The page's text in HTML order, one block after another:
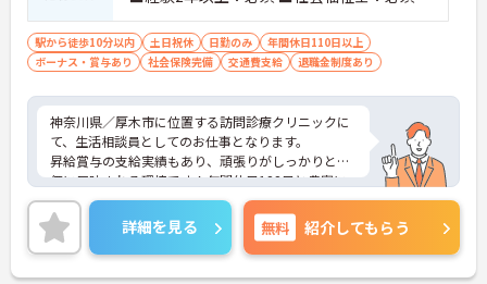
駅から徒歩10分以内 土日祝休 日勤のみ
年間休日110日以上
ボーナス・賞与あり
社会保険完備 交通費支給 退職金制度あり
神奈川県／厚木市に位置する訪問診療クリニックに
て、生活相談員としてのお仕事となります。
昇給賞与の支給実績もあり、頑張りがしっかりと評
価に反映される環境です！年間休日122日と豊富に
あるので、プライベートも充実できます◎
ご興味ある方には、面接対策ポイントなど、さらに
詳細をお話しいたしますのでお気軽にご相談くださ
い！
詳細を見る 無料 紹介してもらう